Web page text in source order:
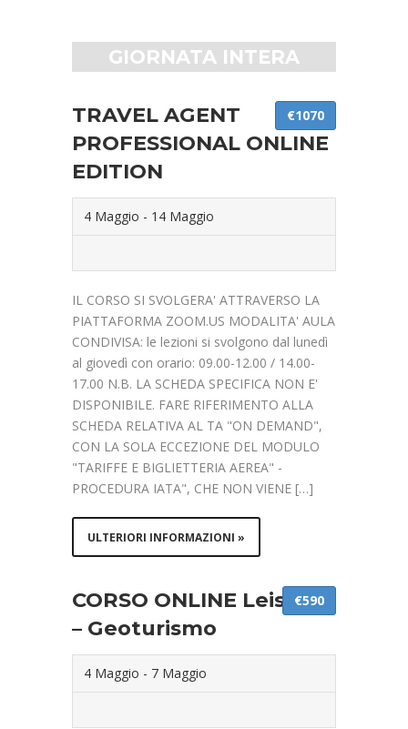
GIORNATA INTERA
TRAVEL AGENT
PROFESSIONAL ONLINE
EDITION
4 Maggio - 14 Maggio
€1070
IL CORSO SI SVOLGERA' ATTRAVERSO LA
PIATTAFORMA ZOOM.US MODALITA' AULA
CONDIVISA: le lezioni si svolgono dal lunedì
al giovedì con orario: 09.00-12.00 / 14.00-
17.00 N.B. LA SCHEDA SPECIFICA NON E'
DISPONIBILE. FARE RIFERIMENTO ALLA
SCHEDA RELATIVA AL TA "ON DEMAND",
CON LA SOLA ECCEZIONE DEL MODULO
"TARIFFE E BIGLIETTERIA AEREA" -
PROCEDURA IATA", CHE NON VIENE […]
ULTERIORI INFORMAZIONI »
CORSO ONLINE Leisure
– Geoturismo
4 Maggio - 7 Maggio
€590